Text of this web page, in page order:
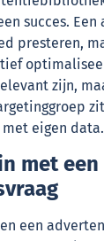
succes.
presteren,
zijn,
eigen data.
met
een